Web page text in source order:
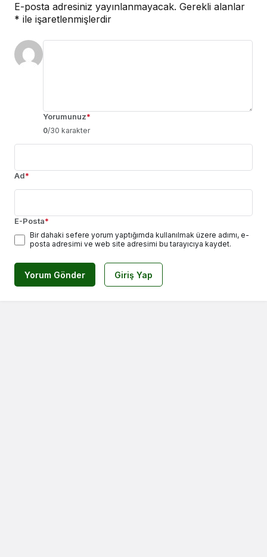
E-posta adresiniz yayınlanmayacak. Gerekli alanlar
* ile işaretlenmişlerdir
Yorumunuz*
0/30 karakter
Ad*
E-Posta*
Bir dahaki sefere yorum yaptığımda kullanılmak üzere adımı, e-
posta adresimi ve web site adresimi bu tarayıcıya kaydet.
Yorum Gönder Giriş Yap